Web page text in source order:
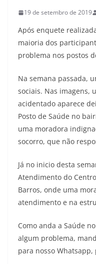
19 de setembro de 2019
Após enquete
maioria dos
problema nos postos
Na semana passada,
sociais. Nas imagens,
acidentado aparece
Posto de Saúde no
uma moradora
socorro, que não
Já no inicio desta
Atendimento do
Barros, onde uma
atendimento e na
Como anda a Saúde
algum problema,
para nosso Whatsapp,